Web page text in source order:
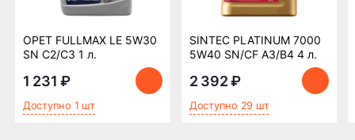
ПОДРОБНЕЕ ОБ ОПЛАТЕ
OPET FULLMAX LE 5W30
SN C2/C3 1 л.
1 231 ₽
Доступно 1 шт
SINTEC PLATINUM 7000
5W40 SN/CF A3/B4 4 л.
2 392 ₽
Доступно 29 шт